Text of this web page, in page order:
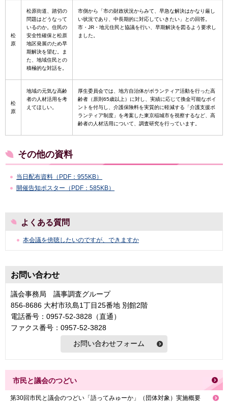
松
原
松原街道、踏切の
問題はどうなって
いるのか。住民の
安全性確保と松原
地区発展のため早
期解決を望む。ま
た、地域住民との
積極的な対話を。
市側から「市の財政状況からみて、早急な解決はかなり厳し
い状況であり、中長期的に対応していきたい」との回答。
市・JR・地元住民と協議を行い、早期解決を図るよう要求し
ました。
松
原
地域の元気な高齢
者の人材活用を考
えてほしい。
厚生委員会では、地方自治体がボランティア活動を行った高
齢者（原則65歳以上）に対し、実績に応じて換金可能なポイ
ントを付与し、介護保険料を実質的に軽減する「介護支援ボ
ランティア制度」を考案した東京稲城市を視察するなど、高
齢者の人材活用について、調査研究を行っています。
その他の資料
当日配布資料（PDF：955KB）
開催告知ポスター（PDF：585KB）
よくある質問
本会議を傍聴したいのですが、できますか
お問い合わせ
議会事務局 議事調査グループ
856-8686 大村市玖島1丁目25番地 別館2階
電話番号：0957-52-3828（直通）
ファクス番号：0957-52-3828
市民と議会のつどい
第30回市民と議会のつどい「語ってみゅーか」（団体対象）実施概要